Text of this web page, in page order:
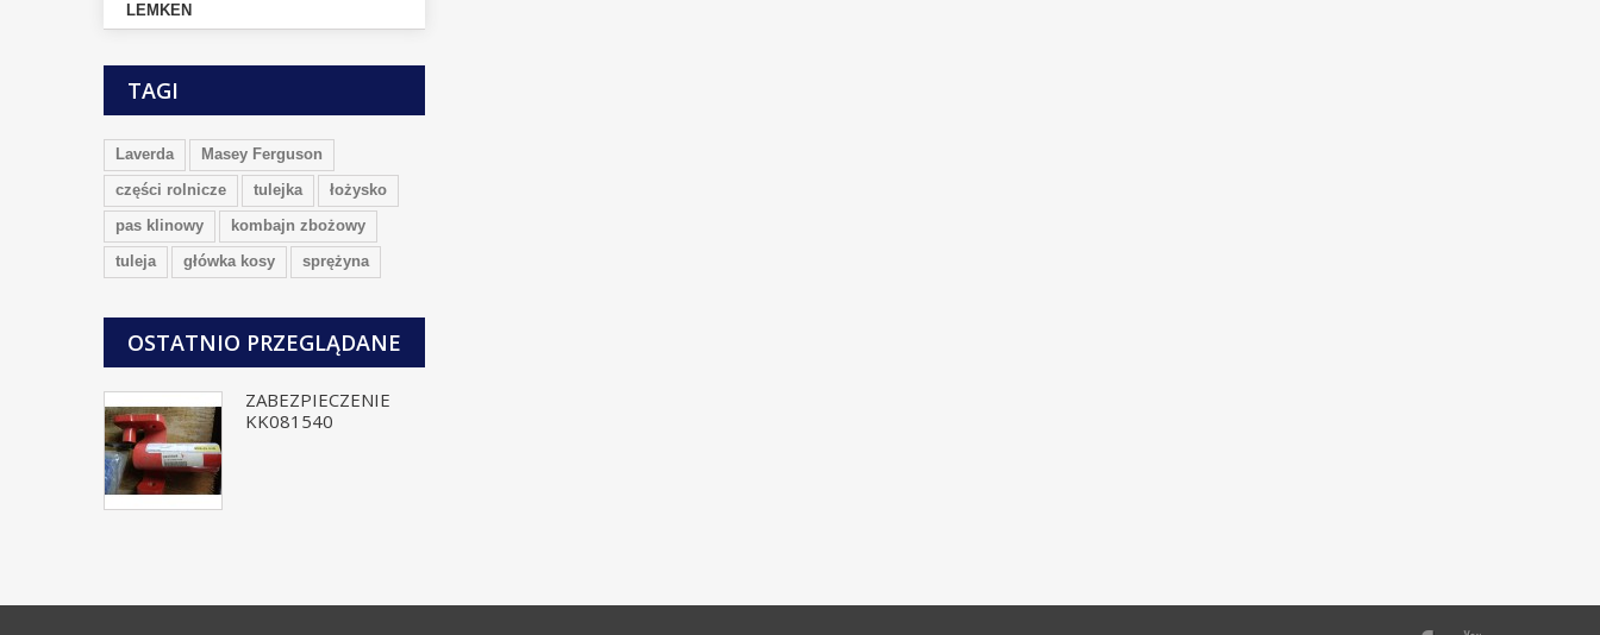
LEMKEN
TAGI
Laverda
Masey Ferguson
części rolnicze
tulejka
łożysko
pas klinowy
kombajn zbożowy
tuleja
główka kosy sprężyna
OSTATNIO PRZEGLĄDANE
ZABEZPIECZENIE
KK081540